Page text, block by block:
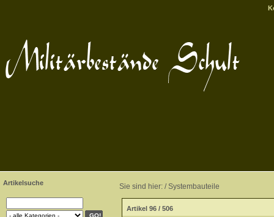
Artikelsuche Sie sind hier: /Systembauteile
Artikel 96 / 506